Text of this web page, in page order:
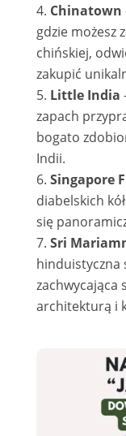
Chinatown
gdzie możesz
chińskiej,
zakupić
Little India
zapach
bogato
Indii.
Singapore
diabelskich
się
Sri
hinduistyczna
zachwycająca
architekturą i